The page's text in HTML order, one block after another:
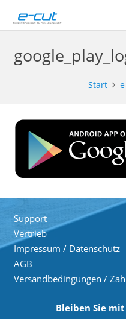
Start
Support
Vertrieb
Impressum / Datenschutz
AGB
Versandbedingungen /
Bleiben Sie